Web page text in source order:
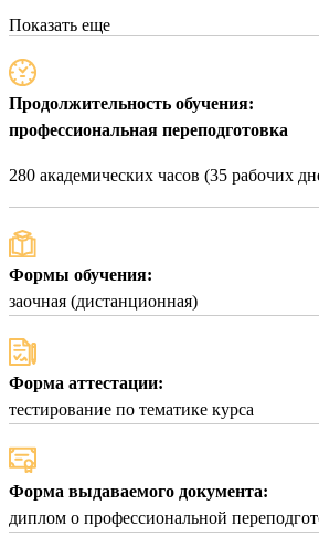
Показать еще
Продолжительность обучения:
профессиональная переподготовка
280 академических часов (35 рабочих
Формы обучения:
заочная (дистанционная)
Форма аттестации:
тестирование по тематике курса
Форма выдаваемого документа:
диплом о профессиональной